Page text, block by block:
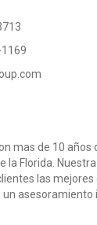
mas de 10 años
la Florida.
las
asesoramiento